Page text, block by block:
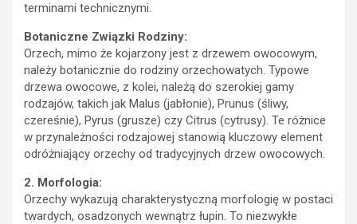
Botaniczne Związki Rodziny:
Orzech, mimo że kojarzony jest z drzewem owocowym,
należy botanicznie do rodziny orzechowatych. Typowe
drzewa owocowe, z kolei, należą do szerokiej gamy
rodzajów, takich jak Malus (jabłonie), Prunus (śliwy,
czereśnie), Pyrus (grusze) czy Citrus (cytrusy). Te różnice
w przynależności rodzajowej stanowią kluczowy element
odróżniający orzechy od tradycyjnych drzew owocowych.
2. Morfologia:
Orzechy wykazują charakterystyczną morfologię w postaci
twardych, osadzonych wewnątrz łupin. To niezwykłe
wewnętrzne struktury, nazywane „orzechami” w